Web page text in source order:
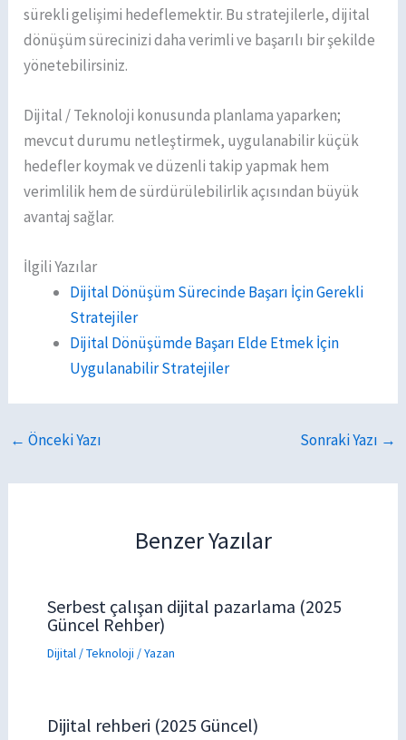
sürekli gelişimi hedeflemektir. Bu stratejilerle, dijital
dönüşüm sürecinizi daha verimli ve başarılı bir şekilde
yönetebilirsiniz.
Dijital / Teknoloji konusunda planlama yaparken;
mevcut durumu netleştirmek, uygulanabilir küçük
hedefler koymak ve düzenli takip yapmak hem
verimlilik hem de sürdürülebilirlik açısından büyük
avantaj sağlar.
İlgili Yazılar
Dijital Dönüşüm Sürecinde Başarı İçin Gerekli
Stratejiler
Dijital Dönüşümde Başarı Elde Etmek İçin
Uygulanabilir Stratejiler
← Önceki Yazı Sonraki Yazı →
Benzer Yazılar
Serbest çalışan dijital pazarlama (2025
Güncel Rehber)
Dijital / Teknoloji / Yazan
Dijital rehberi (2025 Güncel)